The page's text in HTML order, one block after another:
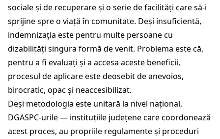
sociale și de recuperare și o serie de facilități care să-i
sprijine spre o viață în comunitate. Deși insuficientă,
indemnizația este pentru multe persoane cu
dizabilități singura formă de venit. Problema este că,
pentru a fi evaluați și a accesa aceste beneficii,
procesul de aplicare este deosebit de anevoios,
birocratic, opac și neaccesibilizat.
Deși metodologia este unitară la nivel național,
DGASPC-urile — instituțiile județene care coordonează
acest proces, au propriile regulamente și proceduri